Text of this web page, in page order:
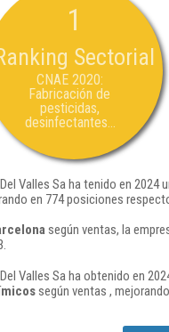
1
Sectorial
CNAE 2020:
Fabricación de
pesticidas,
desinfectantes...
Valles Sa ha tenido en 2024
en 774 posiciones
según ventas, la
Valles Sa ha obtenido en
según ventas ,